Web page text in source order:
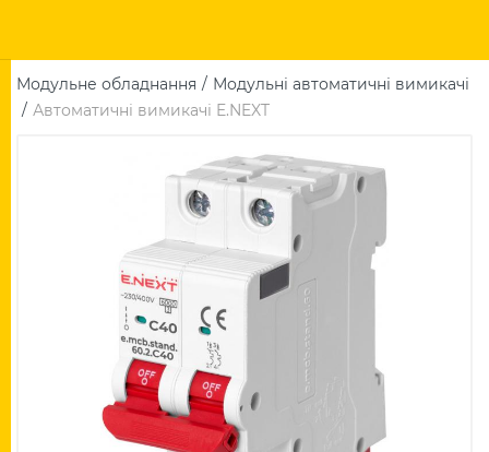
Модульне обладнання
Модульні автоматичні вимикачі
Автоматичні вимикачі E.NEXT